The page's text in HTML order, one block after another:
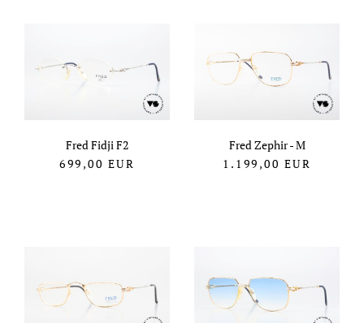
Fred Fidji F2
699,00 EUR
Fred Zephir - M
1.199,00 EUR